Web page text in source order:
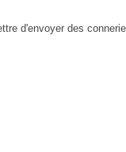
d'envoyer des